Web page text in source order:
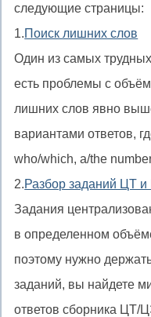
следующие страницы:
1.Поиск лишних слов
Один из самых
есть проблемы с
лишних слов явно
вариантами ответов,
who/which, a/the
2.Разбор заданий ЦТ
Задания
в определенном
поэтому нужно
заданий, вы найдете
ответов сборника ЦТ/